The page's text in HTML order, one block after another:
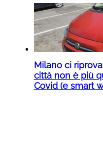
Milano ci
città non è più
Covid (e smart